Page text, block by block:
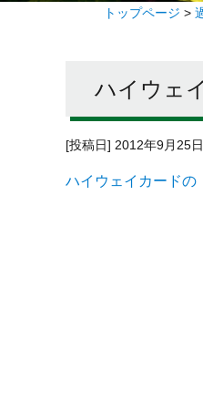
トップページ >
ハイウェ
[投稿日] 2012年9月25日
ハイウェイカードの